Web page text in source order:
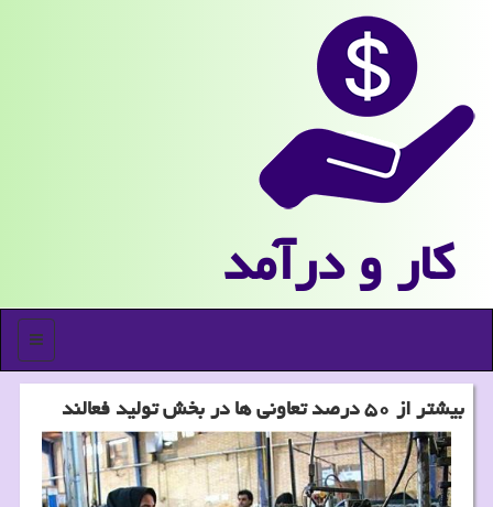
كار و درآمد
منو
بیشتر از ۵۰ درصد تعاونی ها در بخش تولید فعالند